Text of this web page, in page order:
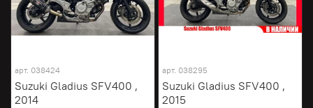
арт. 038424
Suzuki Gladius SFV400 ,
2014
арт. 038295
Suzuki Gladius SFV400 ,
2015